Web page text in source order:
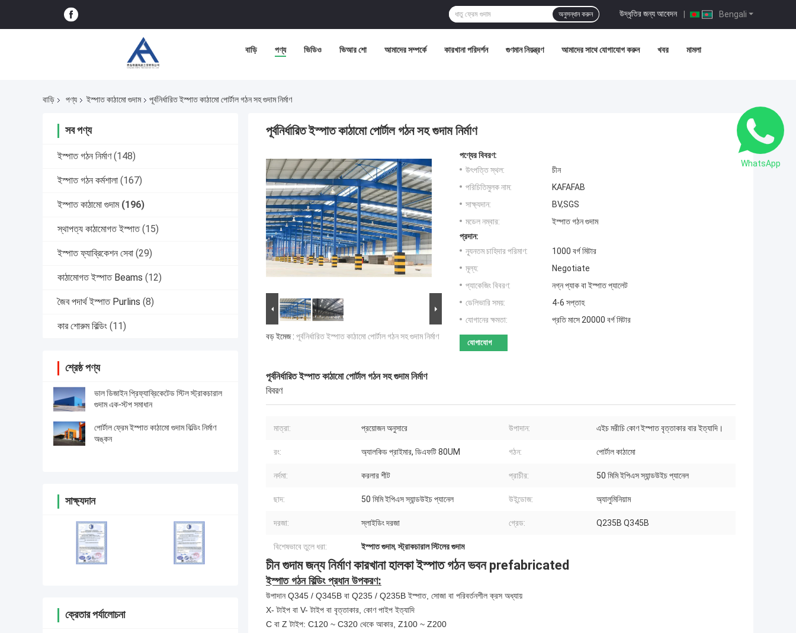
Bengali
উদ্ধৃতির জন্য আবেদন |
অনুসন্ধান করুন
বাড়ি পণ্য ভিডিও ভিআর শো আমাদের সম্পর্কে কারখানা পরিদর্শন গুণমান নিয়ন্ত্রণ আমাদের সাথে যোগাযোগ করুন খবর মামলা
বাড়ি পণ্য ইস্পাত কাঠামো গুদাম পূর্বনির্ধারিত ইস্পাত কাঠামো পোর্টাল গঠন সহ গুদাম নির্মাণ
সব পণ্য
ইস্পাত গঠন নির্মাণ (148)
ইস্পাত গঠন কর্মশালা (167)
ইস্পাত কাঠামো গুদাম (196)
স্থাপত্য কাঠামোগত ইস্পাত (15)
ইস্পাত ফ্যাব্রিকেশন সেবা (29)
কাঠামোগত ইস্পাত Beams (12)
জৈব পদার্থ ইস্পাত Purlins (8)
কার শোরুম বিল্ডিং (11)
শ্রেষ্ঠ পণ্য
ভাল ডিজাইন প্রিফ্যাব্রিকেটেড স্টিল স্ট্রাকচারাল
গুদাম এক-স্টপ সমাধান
পোর্টাল ফ্রেম ইস্পাত কাঠামো গুদাম বিল্ডিং নির্মাণ
অঙ্কন
সাক্ষ্যদান
ক্রেতার পর্যালোচনা
পূর্বনির্ধারিত ইস্পাত কাঠামো পোর্টাল গঠন সহ গুদাম নির্মাণ
বড় ইমেজ : পূর্বনির্ধারিত ইস্পাত কাঠামো পোর্টাল গঠন সহ গুদাম নির্মাণ
পণ্যের বিবরণ:
উৎপত্তি স্থল:
চীন
পরিচিতিমুলক নাম:
KAFAFAB
সাক্ষ্যদান:
BV,SGS
মডেল নম্বার:
ইস্পাত গঠন গুদাম
প্রদান:
ন্যূনতম চাহিদার পরিমাণ:
1000 বর্গ মিটার
মূল্য:
Negotiate
প্যাকেজিং বিবরণ:
নগ্ন প্যাক বা ইস্পাত প্যালেট
ডেলিভারি সময়:
4-6 সপ্তাহ
যোগানের ক্ষমতা:
প্রতি মাসে 20000 বর্গ মিটার
যোগাযোগ
পূর্বনির্ধারিত ইস্পাত কাঠামো পোর্টাল গঠন সহ গুদাম নির্মাণ
বিবরণ
মাত্রা: প্রয়োজন অনুসারে উপাদান: এইচ মরীচি কোণ ইস্পাত বৃত্তাকার বার ইত্যাদি।
রং: অ্যালকিড প্রাইমার, ডিএফটি 80UM গঠন: পোর্টাল কাঠামো
নর্দমা: করলার শীট প্রাচীর: 50 মিমি ইপিএস স্যান্ডউইচ প্যানেল
ছাদ: 50 মিমি ইপিএস স্যান্ডউইচ প্যানেল উইন্ডোজ: অ্যালুমিনিয়াম
দরজা: স্লাইডিং দরজা গ্রেড: Q235B Q345B
বিশেষভাবে তুলে ধরা: ইস্পাত গুদাম,স্ট্রাকচারাল স্টিলের গুদাম
চীন গুদাম জন্য নির্মাণ কারখানা হালকা ইস্পাত গঠন ভবন prefabricated
ইস্পাত গঠন বিল্ডিং প্রধান উপকরণ:
উপাদান Q345 / Q345B বা Q235 / Q235B ইস্পাত, সোজা বা পরিবর্তনশীল ক্রস অধ্যায়
X- টাইপ বা V- টাইপ বা বৃত্তাকার, কোণ পাইপ ইত্যাদি
C বা Z টাইপ: C120 ~ C320 থেকে আকার, Z100 ~ Z200
WhatsApp